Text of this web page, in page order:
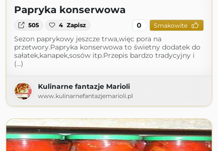
Papryka konserwowa
505 4 Zapisz 0 Smakowite
Sezon paprykowy jeszcze trwa,więc pora na
przetwory.Papryka konserwowa to świetny dodatek do
sałatek,kanapek,sosów itp.Przepis bardzo tradycyjny i
(...)
Kulinarne fantazje Marioli
www.kulinarnefantazjemarioli.pl